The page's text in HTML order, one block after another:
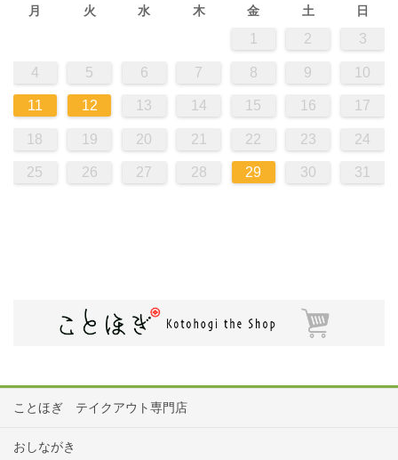
月 火 水 木 金 土 日
1 2 3
4 5 6 7 8 9 10
11 12 13 14 15 16 17
18 19 20 21 22 23 24
25 26 27 28 29 30 31
ことほぎ テイクアウト専門店
おしながき